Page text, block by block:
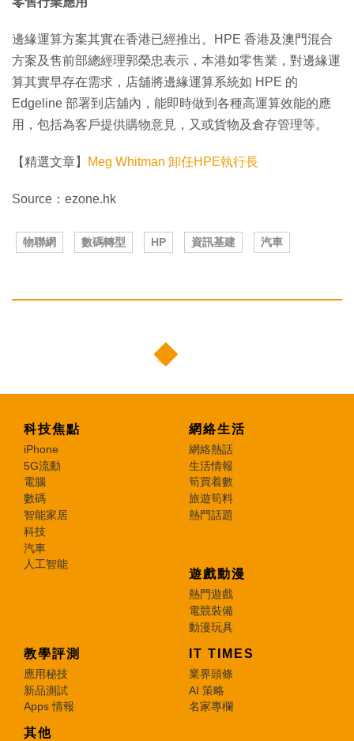
邊緣運算方案其實在香港已經推出。HPE 香港及澳門混合
方案及售前部總經理郭榮忠表示，本港如零售業，對邊緣運
算其實早存在需求，店舖將邊緣運算系統如 HPE 的
Edgeline 部署到店舖內，能即時做到各種高運算效能的應
用，包括為客戶提供購物意見，又或貨物及倉存管理等。
【精選文章】 Meg Whitman 卸任HPE執行長
Source：ezone.hk
物聯網 數碼轉型 HP 資訊基建 汽車
科技焦點
iPhone
5G流動
電腦
數碼
智能家居
科技
汽車
人工智能
網絡生活
網絡熱話
生活情報
筍買着數
旅遊筍料
熱門話題
遊戲動漫
熱門遊戲
電競裝備
動漫玩具
教學評測
應用秘技
新品測試
Apps 情報
IT TIMES
業界頭條
AI 策略
名家專欄
其他